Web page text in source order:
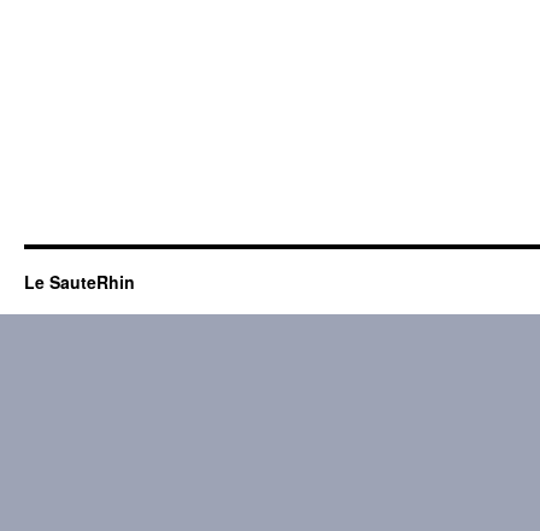
Le SauteRhin